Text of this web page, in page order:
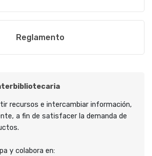
Reglamento
recursos e intercambiar información,
a fin de satisfacer la demanda de
y colabora en: